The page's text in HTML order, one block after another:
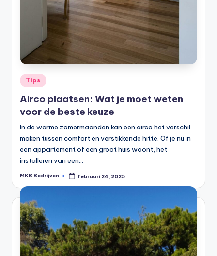
Tips
Airco plaatsen: Wat je moet weten
voor de beste keuze
In de warme zomermaanden kan een airco het verschil
maken tussen comfort en verstikkende hitte. Of je nu in
een appartement of een groot huis woont, het
installeren van een…
MKB Bedrijven februari 24, 2025